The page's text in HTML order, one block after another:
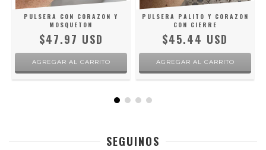
PULSERA CON CORAZON Y
MOSQUETON
$47.97 USD
PULSERA PALITO Y CORAZON
CON CIERRE
$45.44 USD
SEGUINOS